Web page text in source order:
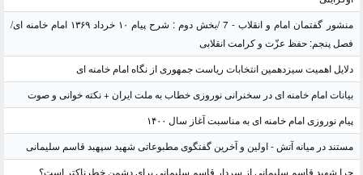
منشور گفتمان امام و انقلاب - 7 /بخش دوم : شرح پیام ۱۰ خرداد ۱۳۶۹ امام خامنه ای/
فصل پنجم: حفظ عزّت و کرامت انقلابی
دلایل اهمیت سیزدهمین انتخابات ریاست جمهوری از نگاه امام خامنه ای
بیانات امام خامنه ای در سخنرانی نوروزی خطاب به ملت ایران + نکته خوانی و صوت
پیام نوروزی امام خامنه ای به مناسبت آغاز سال ۱۴۰۰
مستند در میانه آتش - اولین و آخرین گفتگوی مطبوعاتی شهید سپهبد قاسم سلیمانی
چرا شهید قاسم سلیمانی از سردار قاسم سلیمانی برای دشمن خطرناکتر است؟